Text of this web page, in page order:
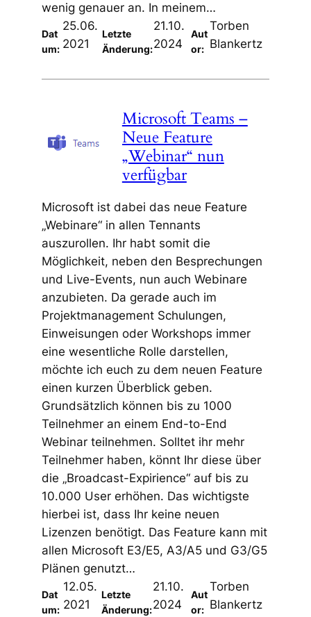
wenig genauer an. In meinem…
Dat
um:
25.06.
2021
Letzte
Änderung:
21.10.
2024
Aut
or:
Torben
Blankertz
Microsoft Teams –
Neue Feature
„Webinar“ nun
verfügbar
Microsoft ist dabei das neue Feature
„Webinare“ in allen Tennants
auszurollen. Ihr habt somit die
Möglichkeit, neben den Besprechungen
und Live-Events, nun auch Webinare
anzubieten. Da gerade auch im
Projektmanagement Schulungen,
Einweisungen oder Workshops immer
eine wesentliche Rolle darstellen,
möchte ich euch zu dem neuen Feature
einen kurzen Überblick geben.
Grundsätzlich können bis zu 1000
Teilnehmer an einem End-to-End
Webinar teilnehmen. Solltet ihr mehr
Teilnehmer haben, könnt Ihr diese über
die „Broadcast-Expirience“ auf bis zu
10.000 User erhöhen. Das wichtigste
hierbei ist, dass Ihr keine neuen
Lizenzen benötigt. Das Feature kann mit
allen Microsoft E3/E5, A3/A5 und G3/G5
Plänen genutzt…
Dat
um:
12.05.
2021
Letzte
Änderung:
21.10.
2024
Aut
or:
Torben
Blankertz